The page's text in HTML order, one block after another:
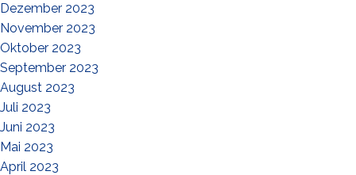
Dezember 2023
November 2023
Oktober 2023
September 2023
August 2023
Juli 2023
Juni 2023
Mai 2023
April 2023